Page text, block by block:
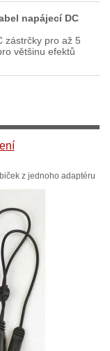
napájecí DC
zástrčky pro až 5
většinu efektů
z jednoho adaptéru